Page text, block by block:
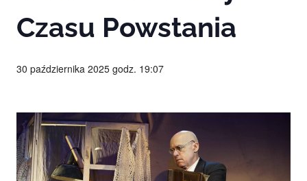
zaprasza
widzów
wernisaże,
Opole
teatr.
Czasu Powstania
30 października 2025 godz. 19:07